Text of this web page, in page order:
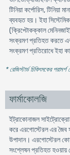
টিনিয়া কর্পোরিস, টিনিয়া
ব্যবহৃত হয়। ইহা
(ক্রিপ্টোকক্কাল
সংক্রমণ প্রতিহত করতে
সংক্রমণ প্রতিরোধে ইহা
* রেজিস্টার্ড চিকিৎসকের
ফার্মাকোলজি
ইট্রাকোনাজল
করে এরগোস্টেরল এর জৈব
উপাদান। এরগোস্টেরল
সংশ্লেষন প্রতিহত হওয়ায়